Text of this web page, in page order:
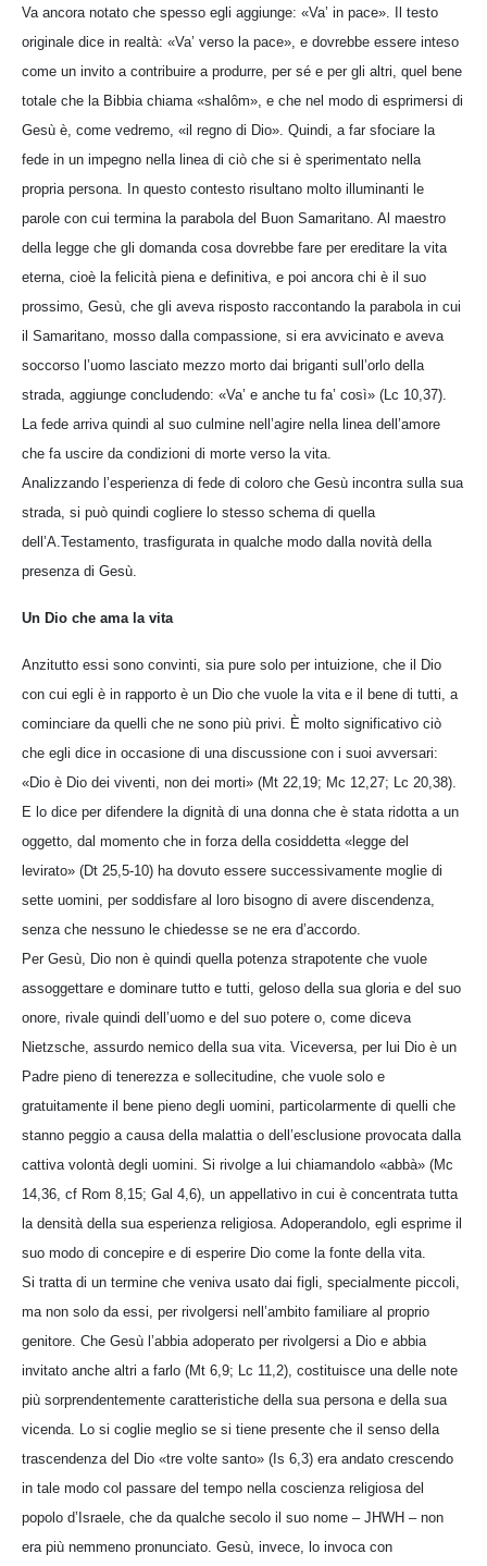
Va ancora notato che spesso egli aggiunge: «Va’ in pace». Il testo
originale dice in realtà: «Va’ verso la pace», e dovrebbe essere inteso
come un invito a contribuire a produrre, per sé e per gli altri, quel bene
totale che la Bibbia chiama «shalôm», e che nel modo di esprimersi di
Gesù è, come vedremo, «il regno di Dio». Quindi, a far sfociare la
fede in un impegno nella linea di ciò che si è sperimentato nella
propria persona. In questo contesto risultano molto illuminanti le
parole con cui termina la parabola del Buon Samaritano. Al maestro
della legge che gli domanda cosa dovrebbe fare per ereditare la vita
eterna, cioè la felicità piena e definitiva, e poi ancora chi è il suo
prossimo, Gesù, che gli aveva risposto raccontando la parabola in cui
il Samaritano, mosso dalla compassione, si era avvicinato e aveva
soccorso l’uomo lasciato mezzo morto dai briganti sull’orlo della
strada, aggiunge concludendo: «Va’ e anche tu fa’ così» (Lc 10,37).
La fede arriva quindi al suo culmine nell’agire nella linea dell’amore
che fa uscire da condizioni di morte verso la vita.
Analizzando l’esperienza di fede di coloro che Gesù incontra sulla sua
strada, si può quindi cogliere lo stesso schema di quella
dell’A.Testamento, trasfigurata in qualche modo dalla novità della
presenza di Gesù.
Un Dio che ama la vita
Anzitutto essi sono convinti, sia pure solo per intuizione, che il Dio
con cui egli è in rapporto è un Dio che vuole la vita e il bene di tutti, a
cominciare da quelli che ne sono più privi. È molto significativo ciò
che egli dice in occasione di una discussione con i suoi avversari:
«Dio è Dio dei viventi, non dei morti» (Mt 22,19; Mc 12,27; Lc 20,38).
E lo dice per difendere la dignità di una donna che è stata ridotta a un
oggetto, dal momento che in forza della cosiddetta «legge del
levirato» (Dt 25,5-10) ha dovuto essere successivamente moglie di
sette uomini, per soddisfare al loro bisogno di avere discendenza,
senza che nessuno le chiedesse se ne era d’accordo.
Per Gesù, Dio non è quindi quella potenza strapotente che vuole
assoggettare e dominare tutto e tutti, geloso della sua gloria e del suo
onore, rivale quindi dell’uomo e del suo potere o, come diceva
Nietzsche, assurdo nemico della sua vita. Viceversa, per lui Dio è un
Padre pieno di tenerezza e sollecitudine, che vuole solo e
gratuitamente il bene pieno degli uomini, particolarmente di quelli che
stanno peggio a causa della malattia o dell’esclusione provocata dalla
cattiva volontà degli uomini. Si rivolge a lui chiamandolo «abbà» (Mc
14,36, cf Rom 8,15; Gal 4,6), un appellativo in cui è concentrata tutta
la densità della sua esperienza religiosa. Adoperandolo, egli esprime il
suo modo di concepire e di esperire Dio come la fonte della vita.
Si tratta di un termine che veniva usato dai figli, specialmente piccoli,
ma non solo da essi, per rivolgersi nell’ambito familiare al proprio
genitore. Che Gesù l’abbia adoperato per rivolgersi a Dio e abbia
invitato anche altri a farlo (Mt 6,9; Lc 11,2), costituisce una delle note
più sorprendentemente caratteristiche della sua persona e della sua
vicenda. Lo si coglie meglio se si tiene presente che il senso della
trascendenza del Dio «tre volte santo» (Is 6,3) era andato crescendo
in tale modo col passare del tempo nella coscienza religiosa del
popolo d’Israele, che da qualche secolo il suo nome – JHWH – non
era più nemmeno pronunciato. Gesù, invece, lo invoca con